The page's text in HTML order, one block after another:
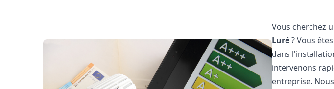
Vous cherchez
Luré? Vous
dans
intervenons
entreprise.